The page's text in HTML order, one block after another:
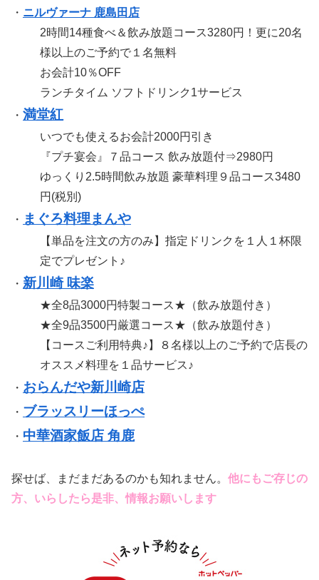
・ ニルヴァーナ 鹿島田店
2時間14種食べ＆飲み放題コース3280円！更に20名
様以上のご予約で１名無料
お会計10％OFF
ランチタイム ソフトドリンク1サービス
・ 満堂紅
いつでも使えるお会計2000円引き
『プチ宴会』７品コース 飲み放題付⇒2980円
ゆっくり2.5時間飲み放題 豪華料理９品コース3480
円(税別)
・ まぐろ料理まんや
【単品を注文の方のみ】指定ドリンクを１人１杯限
定でプレゼント♪
・ 新川崎 味楽
★全8品3000円特製コース★（飲み放題付き）
★全9品3500円厳選コース★（飲み放題付き）
【コースご利用特典♪】８名様以上のご予約で店長の
オススメ料理を１品サービス♪
・ おらんだや新川崎店
・ ブラッスリーほっぺ
・ 中華酒家飯店 角鹿
探せば、まだまだあるのかも知れません。 他にもご存じの
方、いらしたら是非、情報お願いします